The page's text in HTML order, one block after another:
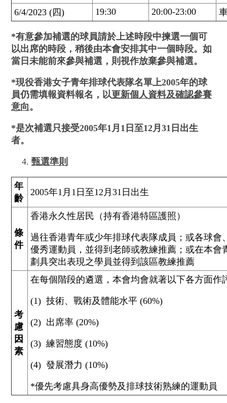
6/4/2023 (四)
19:30 20:00-23:00
*有意參加補選的球員請於上述時段中揀選一個可
以出席的時段，稍後由本會安排其中一個時段。如
當日未能前來參與補選，則視作放棄參與補選。
*現役香港女子青年排球代表隊名單上2005年的球
員仍需填報資料報名，以更新個人資料及確認參賽
意向。
*是次補選只接受2005年1月 1 日至12月 31 日出生
者。
甄選準則
年
齡
2005年1月1日至12月31日出生
條
件
香港永久性居民（持有香港特區護照）
過往香港青年或少年排球代表隊成員；或各球會
優秀運動員，並得到老師或教練推薦；或在本會
劃具突出表現之學員並得到該區教練推薦
考
慮
因
素
在每個階段的遴選，本會均會就著以下各方面作
(1) 技術、戰術及體能水平 (60%)
(2) 出席率 (20%)
(3) 練習態度 (10%)
(4) 發展潛力 (10%)
*優先考慮具身高優勢及排球技術熟練的運動員